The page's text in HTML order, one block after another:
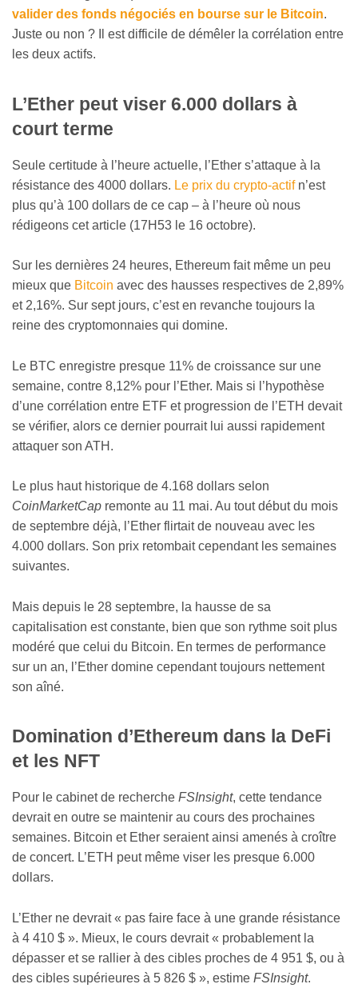
valider des fonds négociés en bourse sur le Bitcoin.
Juste ou non ? Il est difficile de démêler la corrélation entre
les deux actifs.
L’Ether peut viser 6.000 dollars à
court terme
Seule certitude à l’heure actuelle, l’Ether s’attaque à la
résistance des 4000 dollars. Le prix du crypto-actifn’est
plus qu’à 100 dollars de ce cap – à l’heure où nous
rédigeons cet article (17H53 le 16 octobre).
Sur les dernières 24 heures, Ethereum fait même un peu
mieux que Bitcoin avec des hausses respectives de 2,89%
et 2,16%. Sur sept jours, c’est en revanche toujours la
reine des cryptomonnaies qui domine.
Le BTC enregistre presque 11% de croissance sur une
semaine, contre 8,12% pour l’Ether. Mais si l’hypothèse
d’une corrélation entre ETF et progression de l’ETH devait
se vérifier, alors ce dernier pourrait lui aussi rapidement
attaquer son ATH.
Le plus haut historique de 4.168 dollars selon
CoinMarketCap remonte au 11 mai. Au tout début du mois
de septembre déjà, l’Ether flirtait de nouveau avec les
4.000 dollars. Son prix retombait cependant les semaines
suivantes.
Mais depuis le 28 septembre, la hausse de sa
capitalisation est constante, bien que son rythme soit plus
modéré que celui du Bitcoin. En termes de performance
sur un an, l’Ether domine cependant toujours nettement
son aîné.
Domination d’Ethereum dans la DeFi
et les NFT
Pour le cabinet de recherche FSInsight, cette tendance
devrait en outre se maintenir au cours des prochaines
semaines. Bitcoin et Ether seraient ainsi amenés à croître
de concert. L’ETH peut même viser les presque 6.000
dollars.
L’Ether ne devrait « pas faire face à une grande résistance
à 4 410 $ ». Mieux, le cours devrait « probablement la
dépasser et se rallier à des cibles proches de 4 951 $, ou à
des cibles supérieures à 5 826 $ », estime FSInsight.